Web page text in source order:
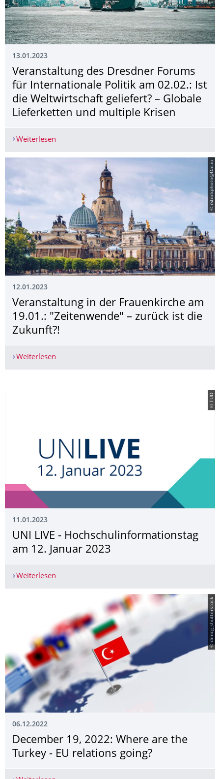
13.01.2023
Veranstaltung des Dresdner Forums
für Internationale Politik am 02.02.: Ist
die Weltwirtschaft geliefert? – Globale
Lieferketten und multiple Krisen
Weiterlesen
© iStockphoto@DaLiu
12.01.2023
Veranstaltung in der Frauenkirche am
19.01.: "Zeitenwende" – zurück ist die
Zukunft?!
Weiterlesen
© TUD
11.01.2023
UNI LIVE - Hochschulinforma­tionstag
am 12. Januar 2023
Weiterlesen
© dencg_shutterstock
06.12.2022
December 19, 2022: Where are the
Turkey - EU relations going?